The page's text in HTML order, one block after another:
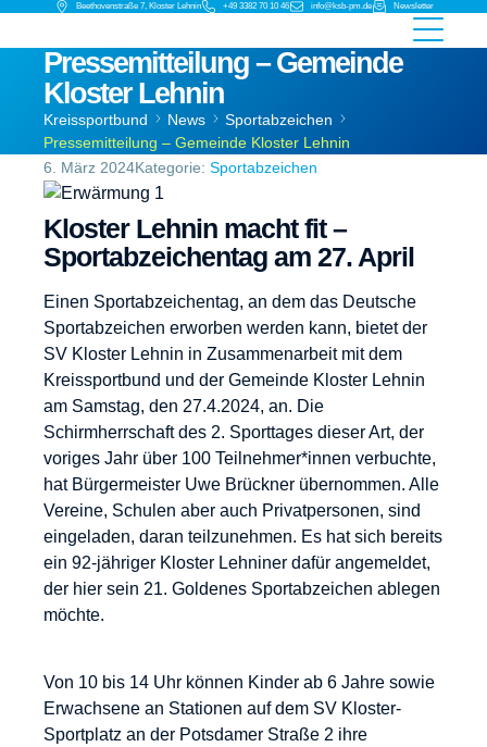
Beethovenstraße 7, Kloster Lehnin +49 3382 70 10 46 info@ksb-pm.de Newsletter
Pressemitteilung – Gemeinde
Kloster Lehnin
Kreissportbund News
Sportabzeichen
Pressemitteilung – Gemeinde Kloster Lehnin
6. März 2024Kategorie: Sportabzeichen
Kloster Lehnin macht fit –
Sportabzeichentag am 27. April
Einen Sportabzeichentag, an dem das Deutsche
Sportabzeichen erworben werden kann, bietet der
SV Kloster Lehnin in Zusammenarbeit mit dem
Kreissportbund und der Gemeinde Kloster Lehnin
am Samstag, den 27.4.2024, an. Die
Schirmherrschaft des 2. Sporttages dieser Art, der
voriges Jahr über 100 Teilnehmer*innen verbuchte,
hat Bürgermeister Uwe Brückner übernommen. Alle
Vereine, Schulen aber auch Privatpersonen, sind
eingeladen, daran teilzunehmen. Es hat sich bereits
ein 92-jähriger Kloster Lehniner dafür angemeldet,
der hier sein 21. Goldenes Sportabzeichen ablegen
möchte.
Von 10 bis 14 Uhr können Kinder ab 6 Jahre sowie
Erwachsene an Stationen auf dem SV Kloster-
Sportplatz an der Potsdamer Straße 2 ihre